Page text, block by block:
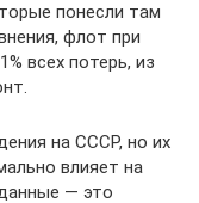
понесли там
флот при
всех потерь, из
на СССР, но их
влияет на
— это